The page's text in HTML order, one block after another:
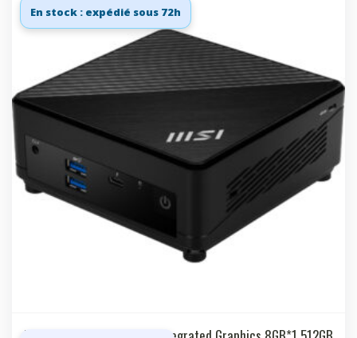
En stock : expédié sous 72h